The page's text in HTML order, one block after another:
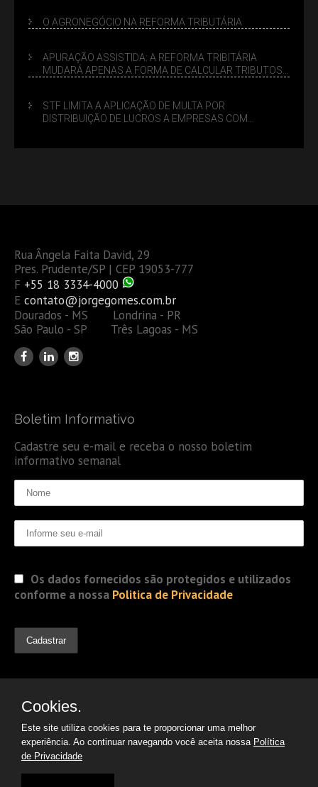
O AGRONEGÓCIO NA REFORMA TRIBUTÁRIA
APURAÇÃO ASSISTIDA: A REFORMA TRIBITÁRIA
MUDARÁ APENAS A FORMA DE CALCULAR TRIBUTOS
STF LIMITA A APLICAÇÃO DE MULTA POR
DISTRIBUIÇÃO DE LUCROS A EMPRESAS COM
Rua Ângela Faita David, 29
Pres. Prudente/SP | CEP 19053-777
F +55 18 3334-4000
E contato@jorgegomes.com.br
Dourados - MS Londrina - PR
São Paulo - SP Três Lagoas - MS
Boletim Informativo
Cadastre seu e-mail e receba o nosso boletim
informativo semanal
Os dados fornecidos são protegidos e utilizados
conforme a nossa Politica de Privacidade
© 2019 Jorge Gomes
Cookies.
Este site utiliza cookies para te proporcionar uma melhor
experiência. Ao continuar navegando você aceita nossa Política
de Privacidade